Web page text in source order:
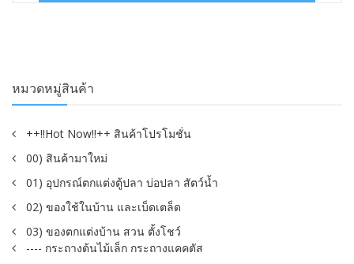
หมวดหมู่สินค้า
++!!Hot Now!!++ สินค้าโปรโมชั่น
00) สินค้ามาใหม่
01) อุปกรณ์ตกแต่งตู้ปลา บ่อปลา สัตว์น้ำ
02) ของใช้ในบ้าน และเบ็ดเตล็ด
03) ของตกแต่งบ้าน สวน ตั้งโชว์
---- กระถางต้นไม้เล็ก กระถางแคคตัส